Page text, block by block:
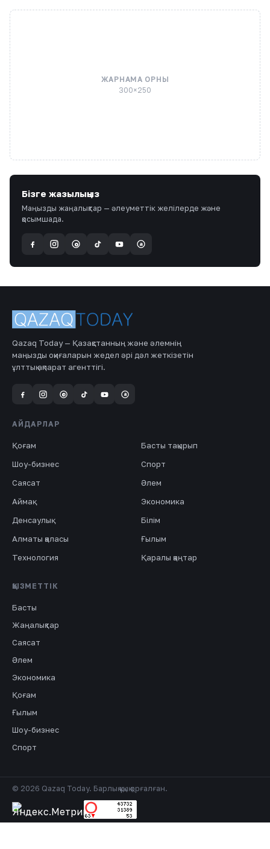
ЖАРНАМА ОРНЫ
300×250
Бізге жазылыңыз
Маңызды жаңалықтар — әлеуметтік желілерде және
қосымшада.
@ a
Qazaq Today — Қазақстанның және әлемнің
маңызды оқиғаларын жедел әрі дәл жеткізетін
ұлттық ақпарат агенттігі.
@ a
АЙДАРЛАР
Қоғам
Басты тақырып
Шоу-бизнес
Спорт
Саясат
Әлем
Аймақ
Экономика
Денсаулық
Білім
Алматы қаласы
Ғылым
Технология
Қаралы қаңтар
ҚЫЗМЕТТІК
Басты
Жаңалықтар
Саясат
Әлем
Экономика
Қоғам
Ғылым
Шоу-бизнес
Спорт
© 2026 Qazaq Today. Барлық құқық қорғалған.